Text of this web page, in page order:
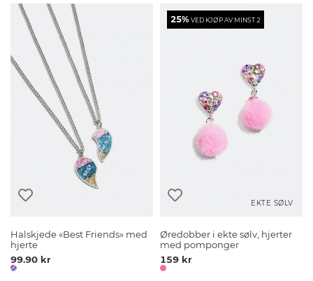
Halskjede «Best Friends» med
hjerte
99.90 kr
25%VED KJØP AV MINST 2
EKTE SØLV
Øredobber i ekte sølv, hjerter
med pomponger
159 kr